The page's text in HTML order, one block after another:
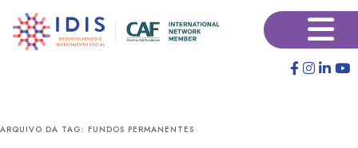
para
para
×
ARQUIVO DA TAG: FUNDOS PERMANENTES